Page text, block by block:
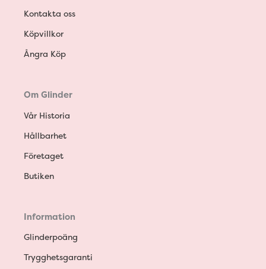
Kontakta oss
Köpvillkor
Ångra Köp
Om Glinder
Vår Historia
Hållbarhet
Företaget
Butiken
Information
Glinderpoäng
Trygghetsgaranti